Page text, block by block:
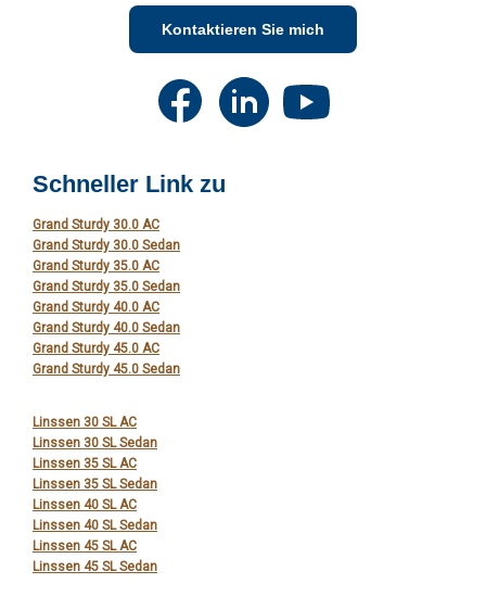
Kontaktieren Sie mich
Schneller Link zu
Grand Sturdy 30.0 AC
Grand Sturdy 30.0 Sedan
Grand Sturdy 35.0 AC
Grand Sturdy 35.0 Sedan
Grand Sturdy 40.0 AC
Grand Sturdy 40.0 Sedan
Grand Sturdy 45.0 AC
Grand Sturdy 45.0 Sedan
Linssen 30 SL AC
Linssen 30 SL Sedan
Linssen 35 SL AC
Linssen 35 SL Sedan
Linssen 40 SL AC
Linssen 40 SL Sedan
Linssen 45 SL AC
Linssen 45 SL Sedan